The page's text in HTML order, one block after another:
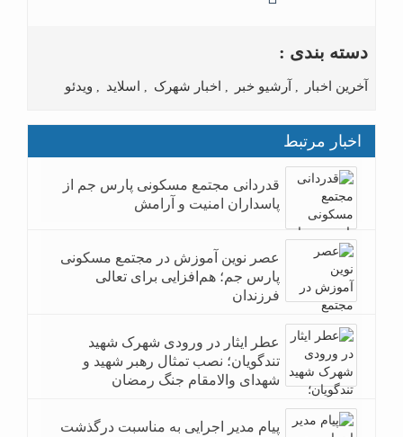
دسته بندی :
آخرین اخبار , آرشیو خبر , اخبار شهرک , اسلاید , ویدئو
اخبار مرتبط
قدردانی مجتمع مسکونی پارس جم از
پاسداران امنیت و آرامش
عصر نوین آموزش در مجتمع مسکونی
پارس جم؛ هم‌افزایی برای تعالی
فرزندان
عطر ایثار در ورودی شهرک شهید
تندگویان؛ نصب تمثال رهبر شهید و
شهدای والامقام جنگ رمضان
پیام مدیر اجرایی به مناسبت درگذشت